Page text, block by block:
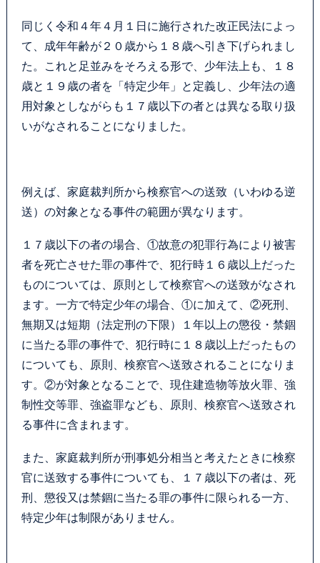
同じく令和４年４月１日に施行された改正民法によっ
て、成年年齢が２０歳から１８歳へ引き下げられまし
た。これと足並みをそろえる形で、少年法上も、１８
歳と１９歳の者を「特定少年」と定義し、少年法の適
用対象としながらも１７歳以下の者とは異なる取り扱
いがなされることになりました。
例えば、家庭裁判所から検察官への送致（いわゆる逆
送）の対象となる事件の範囲が異なります。
１７歳以下の者の場合、①故意の犯罪行為により被害
者を死亡させた罪の事件で、犯行時１６歳以上だった
ものについては、原則として検察官への送致がなされ
ます。一方で特定少年の場合、①に加えて、②死刑、
無期又は短期（法定刑の下限）１年以上の懲役・禁錮
に当たる罪の事件で、犯行時に１８歳以上だったもの
についても、原則、検察官へ送致されることになりま
す。②が対象となることで、現住建造物等放火罪、強
制性交等罪、強盗罪なども、原則、検察官へ送致され
る事件に含まれます。
また、家庭裁判所が刑事処分相当と考えたときに検察
官に送致する事件についても、１７歳以下の者は、死
刑、懲役又は禁錮に当たる罪の事件に限られる一方、
特定少年は制限がありません。